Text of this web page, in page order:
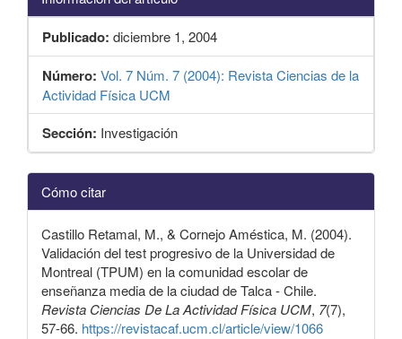
Publicado: diciembre 1, 2004
Número: Vol. 7 Núm. 7 (2004): Revista Ciencias de la
Actividad Física UCM
Sección: Investigación
Detalles
del
artículo
Cómo citar
Castillo Retamal, M., & Cornejo Améstica, M. (2004).
Validación del test progresivo de la Universidad de
Montreal (TPUM) en la comunidad escolar de
enseñanza media de la ciudad de Talca - Chile.
Revista Ciencias De La Actividad Física UCM, 7(7),
57-66. https://revistacaf.ucm.cl/article/view/1066